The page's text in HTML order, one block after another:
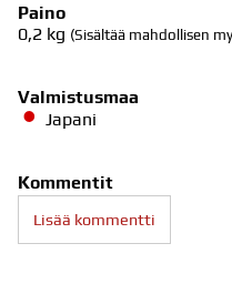
Paino
0,2 kg (Sisältää mahdollisen
Valmistusmaa
Japani
Kommentit
Lisää kommentti